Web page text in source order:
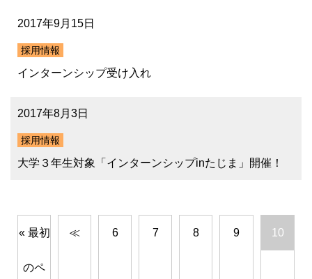
2017年9月15日
採用情報
インターンシップ受け入れ
2017年8月3日
採用情報
大学３年生対象「インターンシップinたじま」開催！
« 最初
のペ
≪ 6 7 8 9 10